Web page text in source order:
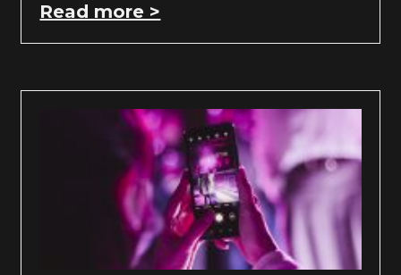
Read more >